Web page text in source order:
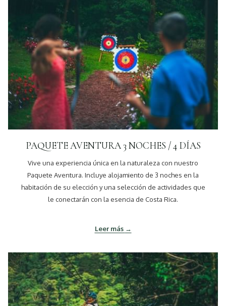
PAQUETE AVENTURA 3 NOCHES / 4 DÍAS
Vive una experiencia única en la naturaleza con nuestro
Paquete Aventura. Incluye alojamiento de 3 noches en la
habitación de su elección y una selección de actividades que
le conectarán con la esencia de Costa Rica.
Leer más